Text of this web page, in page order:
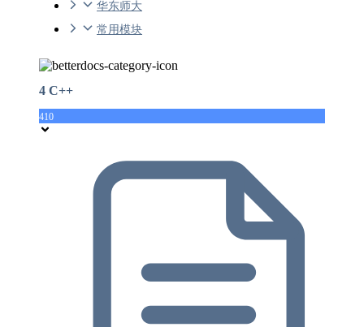
华东师大
常用模块
4 C++
410